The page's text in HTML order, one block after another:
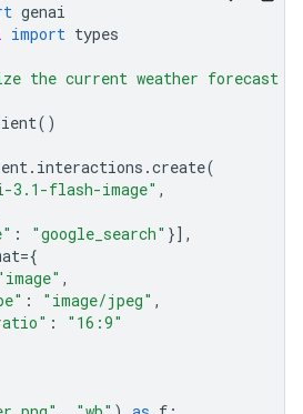
genai
import types
the current weather forecast
()
. interactions .create(
3.1-flash-image" ,
: "google_search" }],
={
,
: "image/jpeg" ,
:
"16:9"